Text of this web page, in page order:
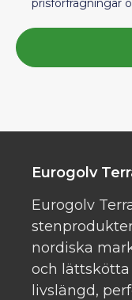
prisförfrågningar
Eurogolv
Eurogolv
nordiska
och
livslängd,